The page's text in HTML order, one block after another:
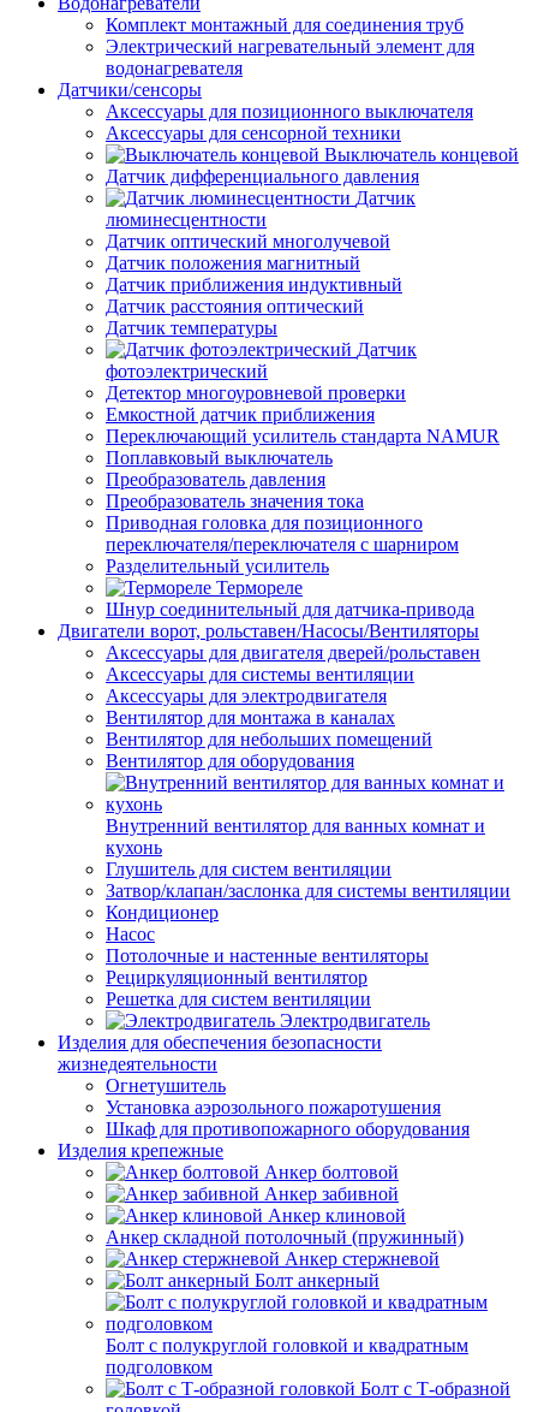
Комплект монтажный для соединения труб
Электрический нагревательный элемент для
водонагревателя
Датчики/сенсоры
Аксессуары для позиционного выключателя
Аксессуары для сенсорной техники
Выключатель концевой
Датчик дифференциального давления
Датчик
люминесцентности
Датчик оптический многолучевой
Датчик положения магнитный
Датчик приближения индуктивный
Датчик расстояния оптический
Датчик температуры
Датчик
фотоэлектрический
Детектор многоуровневой проверки
Емкостной датчик приближения
Переключающий усилитель стандарта NAMUR
Поплавковый выключатель
Преобразователь давления
Преобразователь значения тока
Приводная головка для позиционного
переключателя/переключателя с шарниром
Разделительный усилитель
Термореле
Шнур соединительный для датчика-привода
Двигатели ворот, рольставен/Насосы/Вентиляторы
Аксессуары для двигателя дверей/рольставен
Аксессуары для системы вентиляции
Аксессуары для электродвигателя
Вентилятор для монтажа в каналах
Вентилятор для небольших помещений
Вентилятор для оборудования
Внутренний вентилятор для ванных комнат и
кухонь
Глушитель для систем вентиляции
Затвор/клапан/заслонка для системы вентиляции
Кондиционер
Насос
Потолочные и настенные вентиляторы
Рециркуляционный вентилятор
Решетка для систем вентиляции
Электродвигатель
Изделия для обеспечения безопасности
жизнедеятельности
Огнетушитель
Установка аэрозольного пожаротушения
Шкаф для противопожарного оборудования
Изделия крепежные
Анкер болтовой
Анкер забивной
Анкер клиновой
Анкер складной потолочный (пружинный)
Анкер стержневой
Болт анкерный
Болт с полукруглой головкой и квадратным
подголовком
Болт с Т-образной